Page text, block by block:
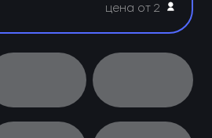
цена от 2